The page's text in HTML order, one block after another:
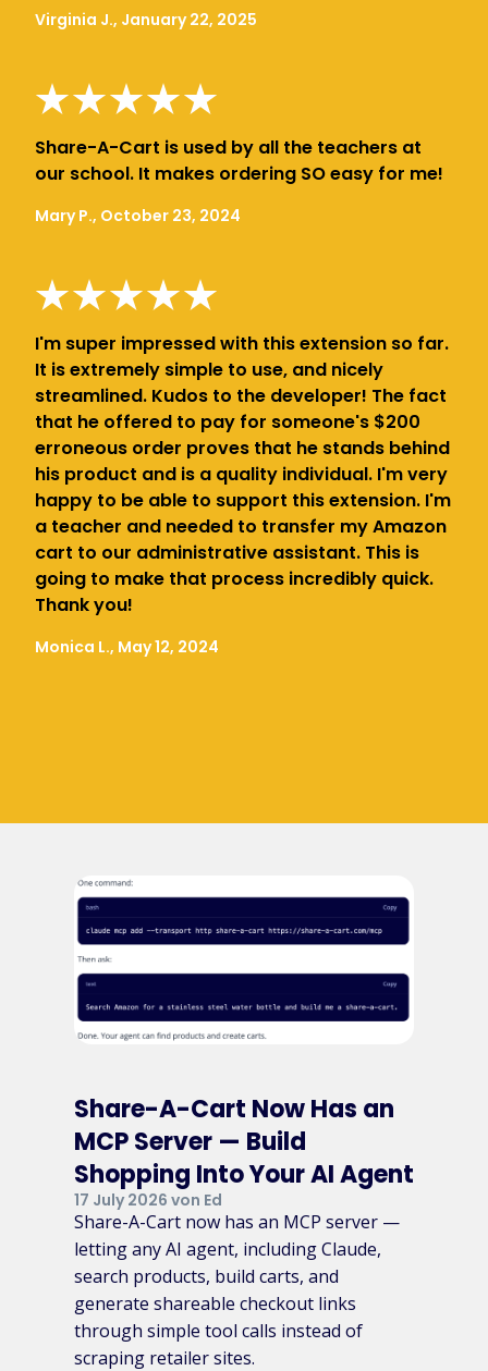
Virginia J., January 22, 2025
Share-A-Cart is used by all the teachers at
our school. It makes ordering SO easy for me!
Mary P., October 23, 2024
I'm super impressed with this extension so far.
It is extremely simple to use, and nicely
streamlined. Kudos to the developer! The fact
that he offered to pay for someone's $200
erroneous order proves that he stands behind
his product and is a quality individual. I'm very
happy to be able to support this extension. I'm
a teacher and needed to transfer my Amazon
cart to our administrative assistant. This is
going to make that process incredibly quick.
Thank you!
Monica L., May 12, 2024
Share-A-Cart Now Has an
MCP Server — Build
Shopping Into Your AI Agent
17 July 2026 von Ed
Share-A-Cart now has an MCP server —
letting any AI agent, including Claude,
search products, build carts, and
generate shareable checkout links
through simple tool calls instead of
scraping retailer sites.